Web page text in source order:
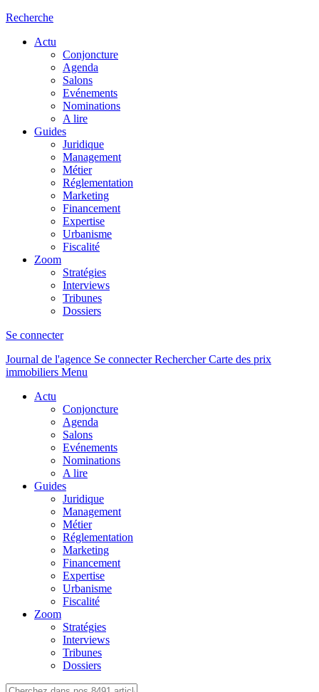
Recherche
Actu
Conjoncture
Agenda
Salons
Evénements
Nominations
A lire
Guides
Juridique
Management
Métier
Réglementation
Marketing
Financement
Expertise
Urbanisme
Fiscalité
Zoom
Stratégies
Interviews
Tribunes
Dossiers
Se connecter
Journal de l'agence Se connecterRechercher Carte des prix
immobiliers Menu
Actu
Conjoncture
Agenda
Salons
Evénements
Nominations
A lire
Guides
Juridique
Management
Métier
Réglementation
Marketing
Financement
Expertise
Urbanisme
Fiscalité
Zoom
Stratégies
Interviews
Tribunes
Dossiers